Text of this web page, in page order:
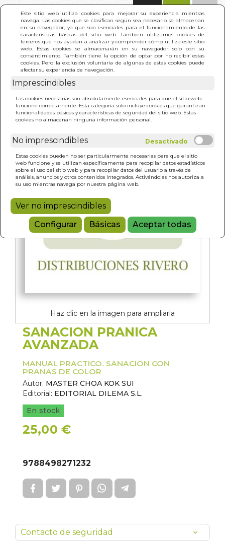
Este sitio web utiliza cookies para mejorar su experiencia mientras
navega. Las cookies que se clasifican según sea necesario se almacenan
en su navegador, ya que son esenciales para el funcionamiento de las
características básicas del sitio web. También utilizamos cookies de
terceros que nos ayudan a analizar y comprender cómo utiliza este sitio
web. Estas cookies se almacenarán en su navegador solo con su
consentimiento. También tiene la opción de optar por no recibir estas
cookies. Pero la exclusión voluntaria de algunas de estas cookies puede
afectar su experiencia de navegación.
Imprescindibles
Las cookies necesarias son absolutamente esenciales para que el sitio web
funcione correctamente. Esta categoría solo incluye cookies que garantizan
funcionalidades básicas y características de seguridad del sitio web. Estas
cookies no almacenan ninguna información personal.
No imprescindibles
Estas cookies pueden no ser particularmente necesarias para que el sitio
web funcione y se utilizan específicamente para recopilar datos estadísticos
sobre el uso del sitio web y para recopilar datos del usuario a través de
análisis, anuncios y otros contenidos integrados. Activándolas nos autoriza a
su uso mientras navega por nuestra página web.
Ver no imprescindibles
Configurar
Básicas Aceptar todas
INICIO > SANACION PRANICA AVANZADA
Haz clic en la imagen para ampliarla
SANACION PRANICA
AVANZADA
MANUAL PRACTICO. SANACION CON
PRANAS DE COLOR
Autor: MASTER CHOA KOK SUI
Editorial: EDITORIAL DILEMA S.L.
En stock
25,00 €
9788498271232
Contacto de seguridad